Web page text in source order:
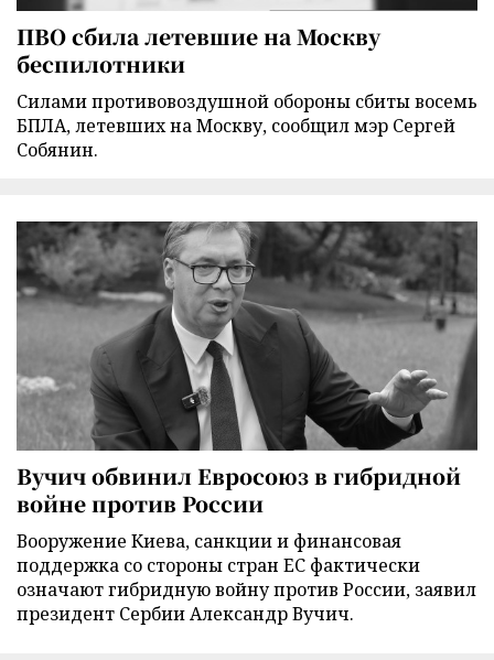
ПВО сбила летевшие на Москву
беспилотники
Силами противовоздушной обороны сбиты восемь
БПЛА, летевших на Москву, сообщил мэр Сергей
Собянин.
Вучич обвинил Евросоюз в гибридной
войне против России
Вооружение Киева, санкции и финансовая
поддержка со стороны стран ЕС фактически
означают гибридную войну против России, заявил
президент Сербии Александр Вучич.